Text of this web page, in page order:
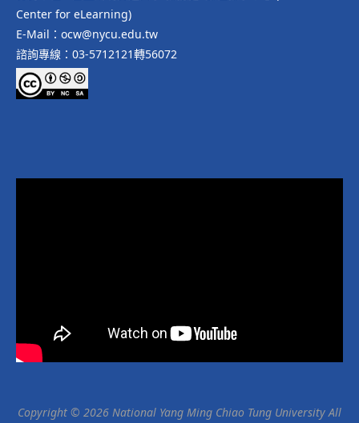
Center for eLearning)
E-Mail：ocw@nycu.edu.tw
諮詢專線：03-5712121轉56072
Copyright © 2026 National Yang Ming Chiao Tung University All